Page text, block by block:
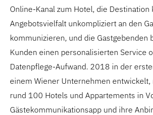
Online-Kanal zum Hotel, die Destination
Angebotsvielfalt unkompliziert an den
kommunizieren, und die Gastgebenden
Kunden einen personalisierten Service
Datenpflege-Aufwand. 2018 in der
einem Wiener Unternehmen entwickelt,
rund 100 Hotels und Appartements in
Gästekommunikationsapp und ihre